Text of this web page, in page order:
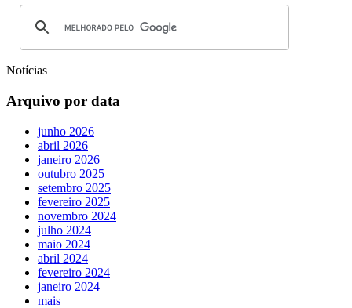
Notícias
Arquivo por data
junho 2026
abril 2026
janeiro 2026
outubro 2025
setembro 2025
fevereiro 2025
novembro 2024
julho 2024
maio 2024
abril 2024
fevereiro 2024
janeiro 2024
mais